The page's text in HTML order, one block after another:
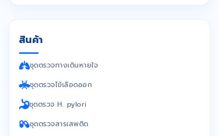
สินค้า
ชุดตรวจทางเดินหายใจ
ชุดตรวจไข้เลือดออก
ชุดตรวจ H. pylori
ชุดตรวจสารเสพติด